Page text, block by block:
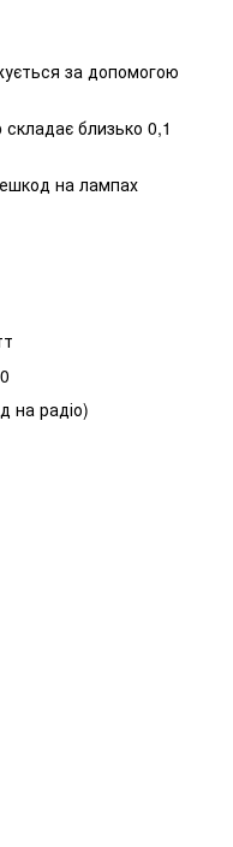
за допомогою
близько 0,1
на лампах
на радіо)